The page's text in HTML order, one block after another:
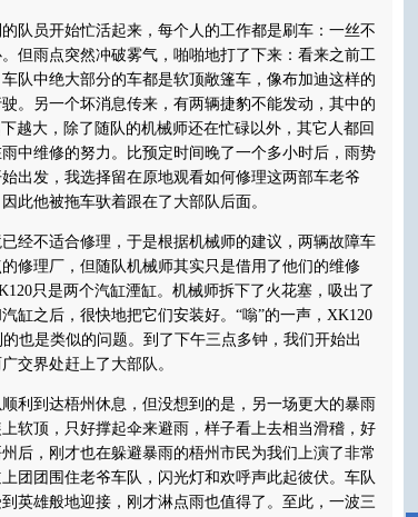
员开始忙活起来，每个人的工作都是刷车：一丝不
但雨点突然冲破雾气，啪啪地打了下来：看来之前工
队中绝大部分的车都是软顶敞篷车，像布加迪这样的
。另一个坏消息传来，有两辆捷豹不能发动，其中的
越大，除了随队的机械师还在忙碌以外，其它人都回
中维修的努力。比预定时间晚了一个多小时后，雨势
出发，我选择留在原地观看如何修理这两部车老爷
此他被拖车驮着跟在了大部队后面。
不适合修理，于是根据机械师的建议，两辆故障车
修理厂，但随队机械师其实只是借用了他们的维修
只是两个汽缸湮缸。机械师拆下了火花塞，吸出了
缸之后，很快地把它们安装好。“嗡”的一声，XK120
也是类似的问题。到了下午三点多钟，我们开始出
交界处赶上了大部队。
到达梧州休息，但没想到的是，另一场更大的暴雨
软顶，只好撑起伞来避雨，样子看上去相当滑稽，好
后，刚才也在躲避暴雨的梧州市民为我们上演了非常
团团围住老爷车队，闪光灯和欢呼声此起彼伏。车队
英雄般地迎接，刚才淋点雨也值得了。至此，一波三